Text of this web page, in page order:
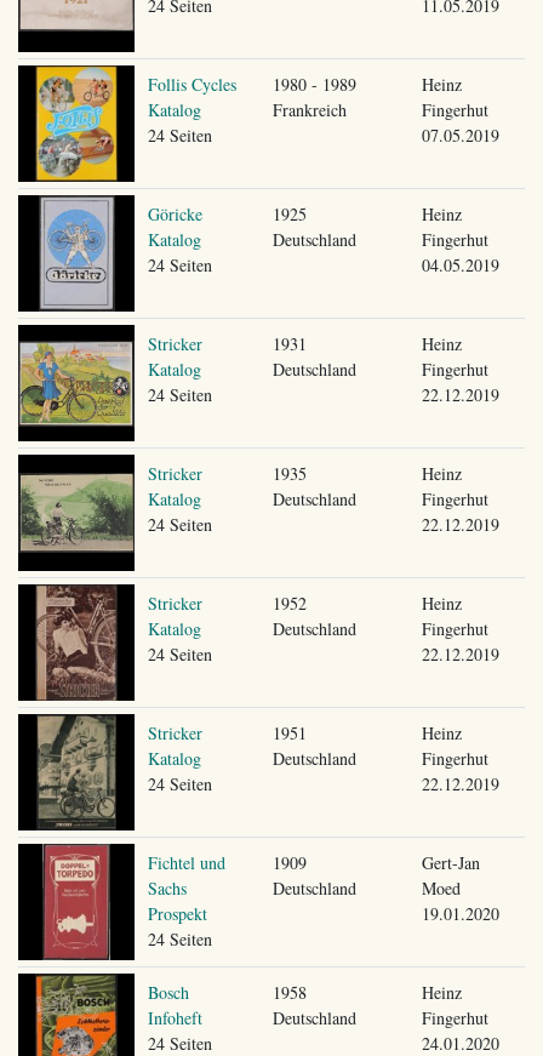
24 Seiten
11.05.2019
Follis Cycles
Katalog
24 Seiten
1980 - 1989
Frankreich
Heinz
Fingerhut
07.05.2019
Göricke
Katalog
24 Seiten
1925
Deutschland
Heinz
Fingerhut
04.05.2019
Stricker
Katalog
24 Seiten
1931
Deutschland
Heinz
Fingerhut
22.12.2019
Stricker
Katalog
24 Seiten
1935
Deutschland
Heinz
Fingerhut
22.12.2019
Stricker
Katalog
24 Seiten
1952
Deutschland
Heinz
Fingerhut
22.12.2019
Stricker
Katalog
24 Seiten
1951
Deutschland
Heinz
Fingerhut
22.12.2019
Fichtel und
Sachs
Prospekt
24 Seiten
1909
Deutschland
Gert-Jan
Moed
19.01.2020
Bosch
Infoheft
24 Seiten
1958
Deutschland
Heinz
Fingerhut
24.01.2020